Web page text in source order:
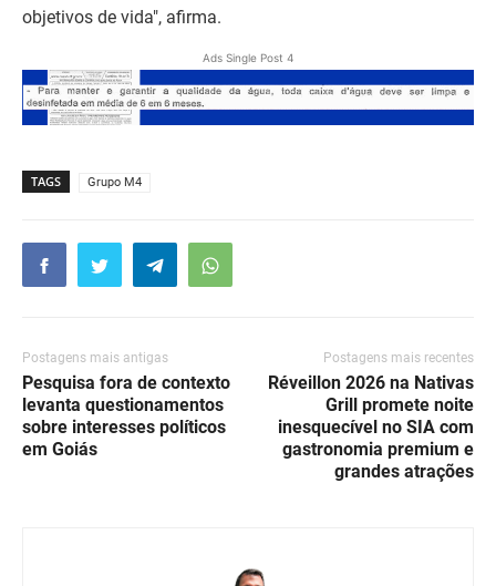
objetivos de vida", afirma.
Ads Single Post 4
TAGS Grupo M4
Postagens mais antigas
Pesquisa fora de contexto
levanta questionamentos
sobre interesses políticos
em Goiás
Postagens mais recentes
Réveillon 2026 na Nativas
Grill promete noite
inesquecível no SIA com
gastronomia premium e
grandes atrações